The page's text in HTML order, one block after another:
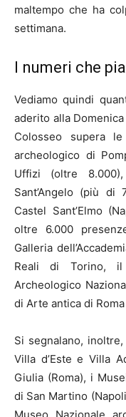
maltempo che ha
settimana.
I numeri che
Vediamo quindi
aderito alla
Colosseo supera
archeologico di
Uffizi (oltre
Sant’Angelo (più di
Castel Sant’Elmo
oltre 6.000
Galleria
Reali di Torino,
Archeologico
di Arte antica di
Si segnalano,
Villa d’Este e Villa
Giulia (Roma), i
di San Martino